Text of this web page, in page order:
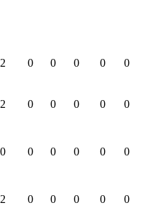
2 0 0 0 0 0
2 0 0 0 0 0
0 0 0 0 0 0
2 0 0 0 0 0